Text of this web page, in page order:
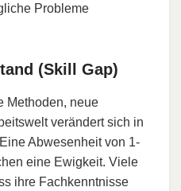
Probleme
(Skill Gap)
Methoden, neue
verändert sich in
Abwesenheit von 1-
eine Ewigkeit. Viele
ihre Fachkenntnisse